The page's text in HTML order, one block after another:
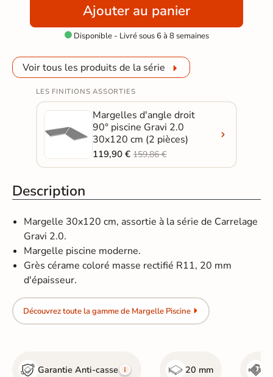
Ajouter au panier
Disponible - Livré sous 6 à 8 semaines
Voir tous les produits de la série
LES FINITIONS ASSORTIES
Margelles d'angle droit
90° piscine Gravi 2.0
30x120 cm (2 pièces)
119,90 €159,86 €
Description
Margelle 30x120 cm, assortie à la série de Carrelage
Gravi 2.0.
Margelle piscine moderne.
Grès cérame coloré masse rectifié R11, 20 mm
d'épaisseur.
Découvrez toute la gamme de Margelle Piscine
Garantie Anti-casse 20 mm